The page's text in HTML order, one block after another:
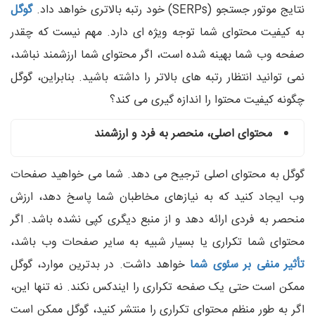
نتایج موتور جستجو (SERPs) خود رتبه بالاتری خواهد داد.
گوگل
به کیفیت محتوای شما توجه ویژه ای دارد. مهم نیست که چقدر
صفحه وب شما بهینه شده است، اگر محتوای شما ارزشمند نباشد،
نمی توانید انتظار رتبه های بالاتر را داشته باشید. بنابراین، گوگل
چگونه کیفیت محتوا را اندازه گیری می کند؟
محتوای اصلی، منحصر به فرد و ارزشمند
گوگل به محتوای اصلی ترجیح می دهد. شما می خواهید صفحات
وب ایجاد کنید که به نیازهای مخاطبان شما پاسخ دهد، ارزش
منحصر به فردی ارائه دهد و از منبع دیگری کپی نشده باشد. اگر
محتوای شما تکراری یا بسیار شبیه به سایر صفحات وب باشد،
تأثیر منفی بر سئوی شما خواهد داشت. در بدترین موارد، گوگل
ممکن است حتی یک صفحه تکراری را ایندکس نکند. نه تنها این،
اگر به طور منظم محتوای تکراری را منتشر کنید، گوگل ممکن است